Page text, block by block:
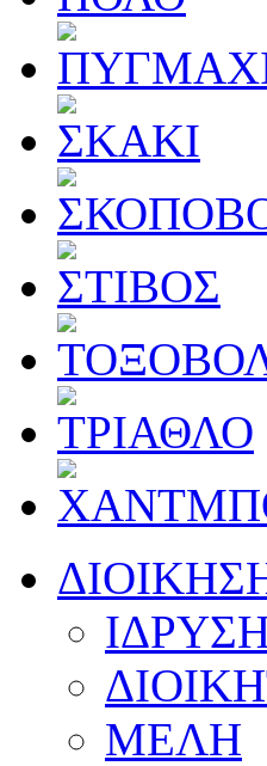
ΜΕΛΗ